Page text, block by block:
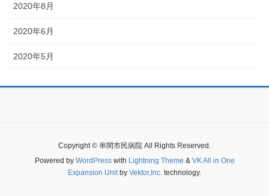
2020年8月
2020年6月
2020年5月
Copyright © 串間市民病院 All Rights Reserved.
Powered by WordPresswith Lightning Theme & VK All in One
Expansion Unitby Vektor,Inc. technology.